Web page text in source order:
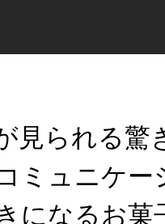
見られる驚
ミュニケー
になるお菓